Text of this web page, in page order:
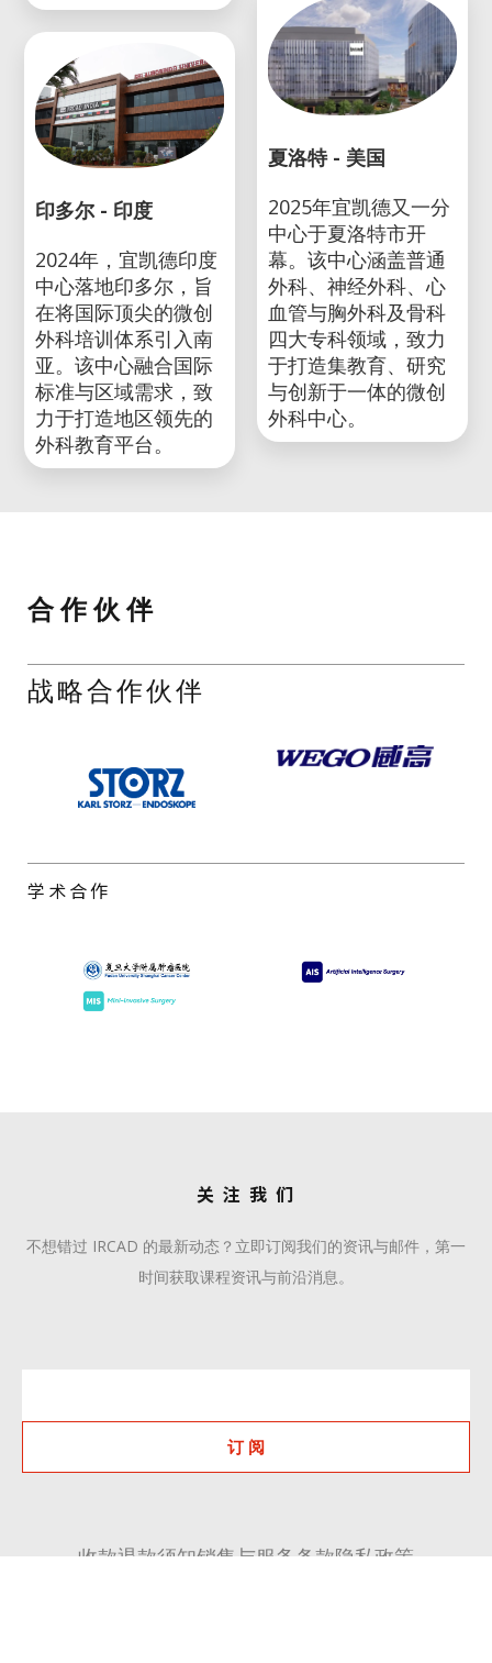
印多尔 - 印度
2024年，宜凯德印度
中心落地印多尔，旨
在将国际顶尖的微创
外科培训体系引入南
亚。该中心融合国际
标准与区域需求，致
力于打造地区领先的
外科教育平台。
夏洛特 - 美国
2025年宜凯德又一分
中心于夏洛特市开
幕。该中心涵盖普通
外科、神经外科、心
血管与胸外科及骨科
四大专科领域，致力
于打造集教育、研究
与创新于一体的微创
外科中心。
合 作 伙 伴
战略合作伙伴
学术合作
关 注 我 们
不想错过 IRCAD 的最新动态？立即订阅我们的资讯与邮件，第一
时间获取课程资讯与前沿消息。
订 阅
收款退款须知销售与服务条款隐私政策